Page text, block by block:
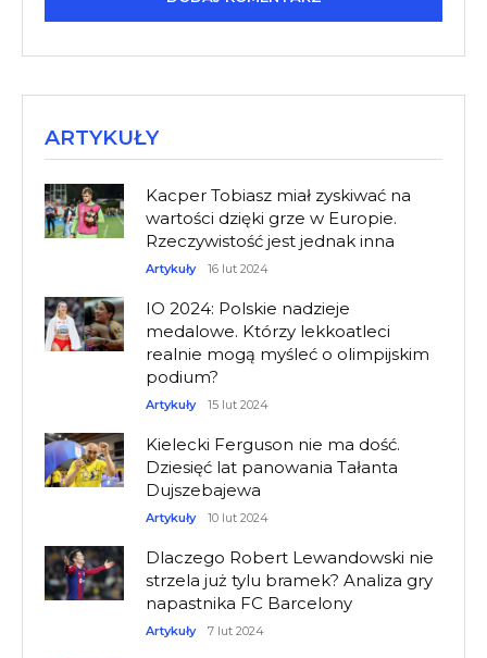
ARTYKUŁY
Kacper Tobiasz miał zyskiwać na
wartości dzięki grze w Europie.
Rzeczywistość jest jednak inna
Artykuły 16 lut 2024
IO 2024: Polskie nadzieje
medalowe. Którzy lekkoatleci
realnie mogą myśleć o olimpijskim
podium?
Artykuły 15 lut 2024
Kielecki Ferguson nie ma dość.
Dziesięć lat panowania Tałanta
Dujszebajewa
Artykuły 10 lut 2024
Dlaczego Robert Lewandowski nie
strzela już tylu bramek? Analiza gry
napastnika FC Barcelony
Artykuły 7 lut 2024